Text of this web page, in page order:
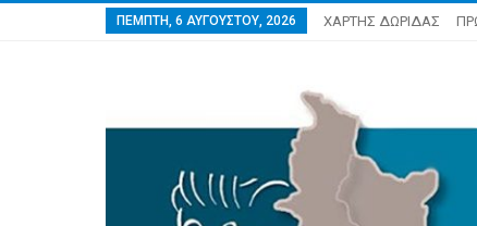
ΠΈΜΠΤΗ, 6 ΑΥΓΟΎΣΤΟΥ, 2026 ΧΑΡΤΗΣ ΔΩΡΙΔΑΣ